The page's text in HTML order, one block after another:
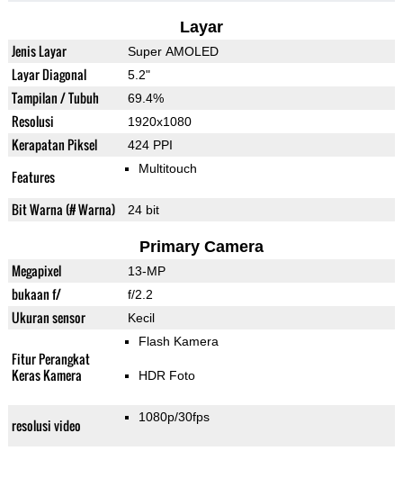
Layar
Jenis Layar Super AMOLED
Layar Diagonal 5.2"
Tampilan / Tubuh 69.4%
Resolusi 1920x1080
Kerapatan Piksel 424 PPI
Features Multitouch
Bit Warna (# Warna) 24 bit
Primary Camera
Megapixel 13-MP
bukaan f/ f/2.2
Ukuran sensor Kecil
Fitur Perangkat
Keras Kamera
Flash Kamera
HDR Foto
resolusi video 1080p/30fps